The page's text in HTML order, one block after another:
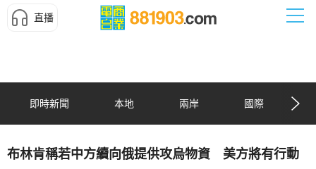
直播
即時新聞 本地 兩岸 國際
布林肯稱若中方續向俄提供攻烏物資 美方將有行動